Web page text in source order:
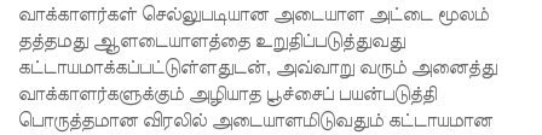
பாதுகாப்பு!
லலித் -
குகன்
வாக்காளர்கள் செல்லுபடியான அடையாள அட்டை மூலம்
தத்தமது ஆளடையாளத்தை உறுதிப்படுத்துவது
கட்டாயமாக்கப்பட்டுள்ளதுடன், அவ்வாறு வரும் அனைத்து
வாக்காளர்களுக்கும் அழியாத பூச்சைப் பயன்படுத்தி
பொருத்தமான விரலில் அடையாளமிடுவதும் கட்டாயமான